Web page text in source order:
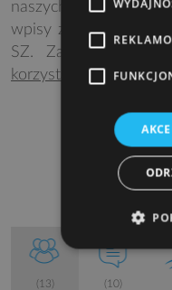
naszych projektów.
wpisy z Forum
SZ. Zapraszamy do
korzystania.
(13) (10)